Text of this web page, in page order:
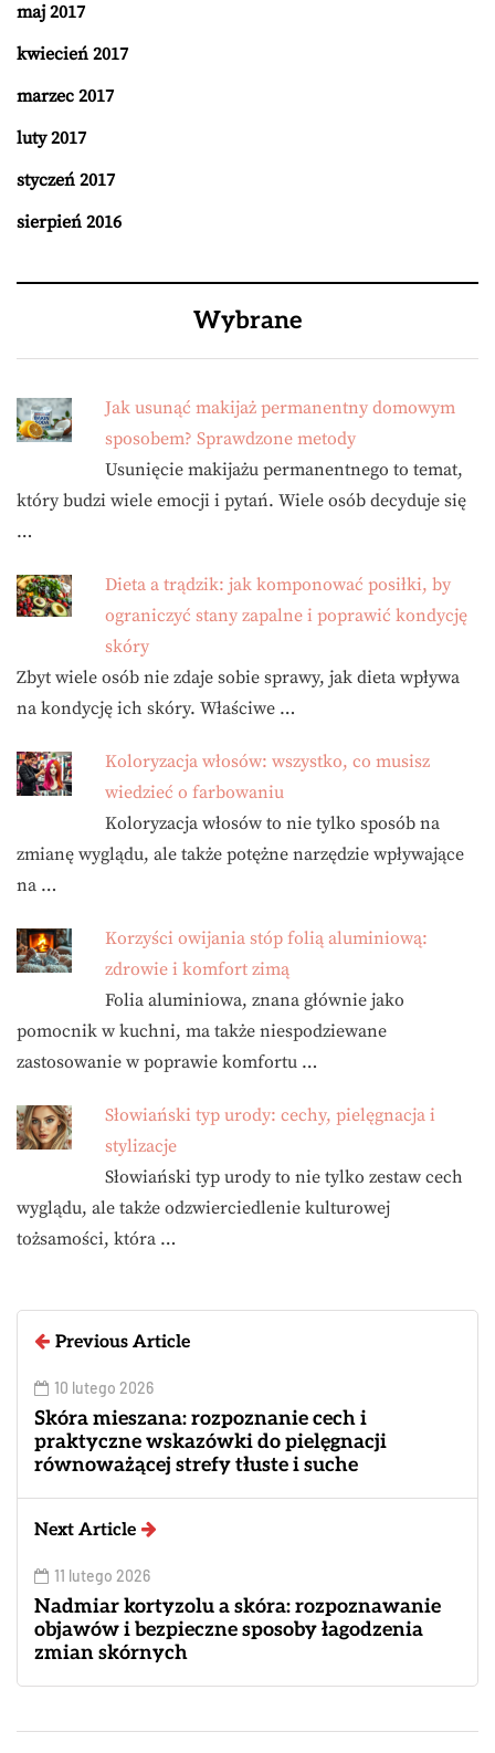
maj 2017
kwiecień 2017
marzec 2017
luty 2017
styczeń 2017
sierpień 2016
Wybrane
Jak usunąć makijaż permanentny domowym
sposobem? Sprawdzone metody
Usunięcie makijażu permanentnego to temat,
który budzi wiele emocji i pytań. Wiele osób decyduje się
…
Dieta a trądzik: jak komponować posiłki, by
ograniczyć stany zapalne i poprawić kondycję
skóry
Zbyt wiele osób nie zdaje sobie sprawy, jak dieta wpływa
na kondycję ich skóry. Właściwe …
Koloryzacja włosów: wszystko, co musisz
wiedzieć o farbowaniu
Koloryzacja włosów to nie tylko sposób na
zmianę wyglądu, ale także potężne narzędzie wpływające
na …
Korzyści owijania stóp folią aluminiową:
zdrowie i komfort zimą
Folia aluminiowa, znana głównie jako
pomocnik w kuchni, ma także niespodziewane
zastosowanie w poprawie komfortu …
Słowiański typ urody: cechy, pielęgnacja i
stylizacje
Słowiański typ urody to nie tylko zestaw cech
wyglądu, ale także odzwierciedlenie kulturowej
tożsamości, która …
Previous Article
10 lutego 2026
Skóra mieszana: rozpoznanie cech i
praktyczne wskazówki do pielęgnacji
równoważącej strefy tłuste i suche
Next Article
11 lutego 2026
Nadmiar kortyzolu a skóra: rozpoznawanie
objawów i bezpieczne sposoby łagodzenia
zmian skórnych